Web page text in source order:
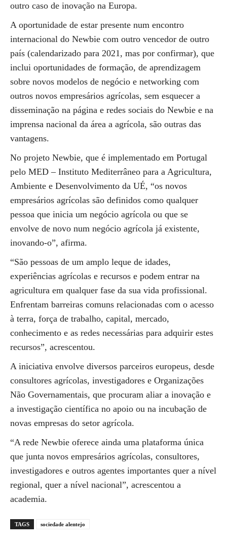
outro caso de inovação na Europa.
A oportunidade de estar presente num encontro
internacional do Newbie com outro vencedor de outro
país (calendarizado para 2021, mas por confirmar), que
inclui oportunidades de formação, de aprendizagem
sobre novos modelos de negócio e networking com
outros novos empresários agrícolas, sem esquecer a
disseminação na página e redes sociais do Newbie e na
imprensa nacional da área a agrícola, são outras das
vantagens.
No projeto Newbie, que é implementado em Portugal
pelo MED – Instituto Mediterrâneo para a Agricultura,
Ambiente e Desenvolvimento da UÉ, “os novos
empresários agrícolas são definidos como qualquer
pessoa que inicia um negócio agrícola ou que se
envolve de novo num negócio agrícola já existente,
inovando-o”, afirma.
“São pessoas de um amplo leque de idades,
experiências agrícolas e recursos e podem entrar na
agricultura em qualquer fase da sua vida profissional.
Enfrentam barreiras comuns relacionadas com o acesso
à terra, força de trabalho, capital, mercado,
conhecimento e as redes necessárias para adquirir estes
recursos”, acrescentou.
A iniciativa envolve diversos parceiros europeus, desde
consultores agrícolas, investigadores e Organizações
Não Governamentais, que procuram aliar a inovação e
a investigação científica no apoio ou na incubação de
novas empresas do setor agrícola.
“A rede Newbie oferece ainda uma plataforma única
que junta novos empresários agrícolas, consultores,
investigadores e outros agentes importantes quer a nível
regional, quer a nível nacional”, acrescentou a
academia.
TAGS sociedade alentejo